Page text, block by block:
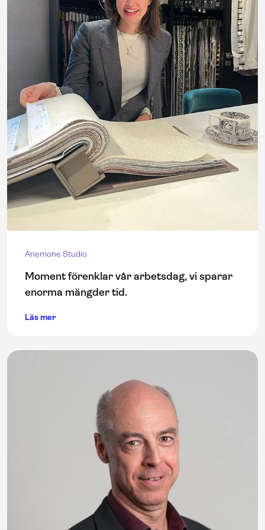
Anemone Studio
Moment förenklar vår arbetsdag, vi sparar
enorma mängder tid.
Läs mer